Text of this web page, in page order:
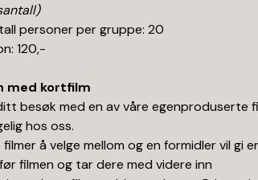
personer per gruppe: 20
120,-
med kortfilm
besøk med en av våre egenproduserte
hos oss.
å velge mellom og en formidler vil gi
filmen og tar dere med videre inn